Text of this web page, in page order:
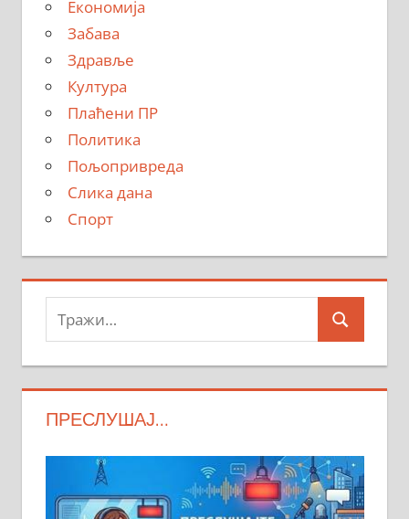
Економија
Забава
Здравље
Култура
Плаћени ПР
Политика
Пољопривреда
Слика дана
Спорт
Тражи:
Search
ПРЕСЛУШАЈ…